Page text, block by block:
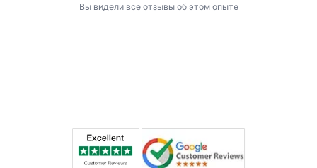
seamless and enjoyable experience. The guides were
for their clients. They truly go above and beyond to create
anyone seeking an unforgettable UAE experience. Thank you
for another exceptional adventure! Team Pamushana Africa
Вы видели все отзывы об этом опыте